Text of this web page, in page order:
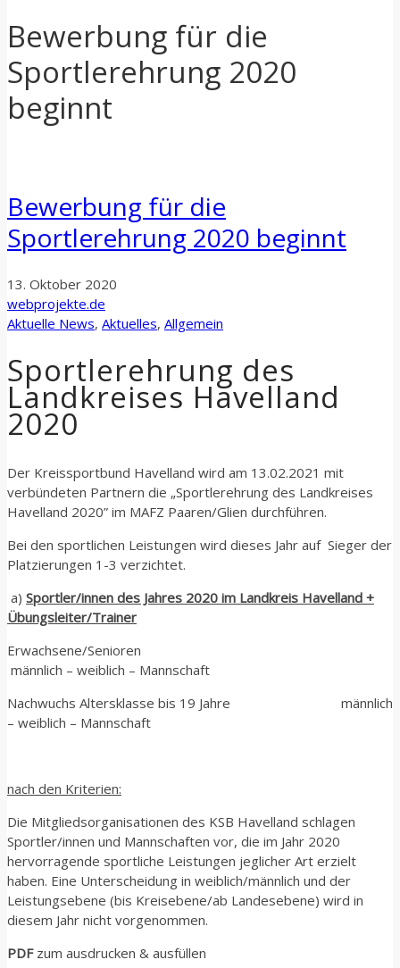
Bewerbung für die
Sportlerehrung 2020
beginnt
Bewerbung für die
Sportlerehrung 2020 beginnt
13. Oktober 2020
webprojekte.de
Aktuelle News, Aktuelles, Allgemein
Sportlerehrung des
Landkreises Havelland
2020
Der Kreissportbund Havelland wird am 13.02.2021 mit
verbündeten Partnern die „Sportlerehrung des Landkreises
Havelland 2020” im MAFZ Paaren/Glien durchführen.
Bei den sportlichen Leistungen wird dieses Jahr auf Sieger der
Platzierungen 1-3 verzichtet.
a) Sportler/innen des Jahres 2020 im Landkreis Havelland +
Übungsleiter/Trainer
Erwachsene/Senioren
männlich – weiblich – Mannschaft
Nachwuchs Altersklasse bis 19 Jahre männlich
– weiblich – Mannschaft
nach den Kriterien:
Die Mitgliedsorganisationen des KSB Havelland schlagen
Sportler/innen und Mannschaften vor, die im Jahr 2020
hervorragende sportliche Leistungen jeglicher Art erzielt
haben. Eine Unterscheidung in weiblich/männlich und der
Leistungsebene (bis Kreisebene/ab Landesebene) wird in
diesem Jahr nicht vorgenommen.
PDFzum ausdrucken & ausfüllen